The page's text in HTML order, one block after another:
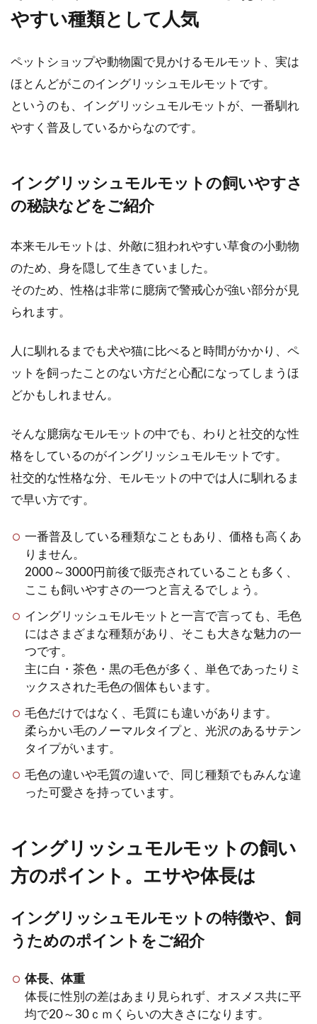
元気なお子さんがいるご家庭でモルモッ
トを飼育していると、お子さんが元気に
モルモットを１ケージで多頭飼
いすることは可能だが注意が必
モルモットを新たに迎え入れたいけど、
１ケージで多頭飼いしてもいいのかと悩
モルモットの飼い方の注意点。
初めてのペットとしても人気のモルモッ
がまれている方も多いと思いま...
いませんか？犬や猫のお世...
と寿命を縮めてしまう事になる
家族全員のアイドルになっているペット
のモルモット。いつまでも家族の一員と
して癒やしを届けて欲しい...
るときの対処法とメリット
見してしまったあなた。モルモットはト
イレをなかなか覚えられな...
モルモットの最初の掃除のポイ
ントと効率的にする方法とは
除のタイミングややり方に悩みます。モ
ルモットはよく食べるし、...
やすい種類として人気
ペットショップや動物園で見かけるモルモット、実は
ほとんどがこのイングリッシュモルモットです。
というのも、イングリッシュモルモットが、一番馴れ
やすく普及しているからなのです。
イングリッシュモルモットの飼いやすさ
の秘訣などをご紹介
本来モルモットは、外敵に狙われやすい草食の小動物
のため、身を隠して生きていました。
そのため、性格は非常に臆病で警戒心が強い部分が見
られます。
人に馴れるまでも犬や猫に比べると時間がかかり、ペ
ットを飼ったことのない方だと心配になってしまうほ
どかもしれません。
そんな臆病なモルモットの中でも、わりと社交的な性
格をしているのがイングリッシュモルモットです。
社交的な性格な分、モルモットの中では人に馴れるま
で早い方です。
一番普及している種類なこともあり、価格も高くあ
りません。
2000～3000円前後で販売されていることも多く、
ここも飼いやすさの一つと言えるでしょう。
イングリッシュモルモットと一言で言っても、毛色
にはさまざまな種類があり、そこも大きな魅力の一
つです。
主に白・茶色・黒の毛色が多く、単色であったりミ
ックスされた毛色の個体もいます。
毛色だけではなく、毛質にも違いがあります。
柔らかい毛のノーマルタイプと、光沢のあるサテン
タイプがいます。
毛色の違いや毛質の違いで、同じ種類でもみんな違
った可愛さを持っています。
イングリッシュモルモットの飼い
方のポイント。エサや体長は
イングリッシュモルモットの特徴や、飼
うためのポイントをご紹介
体長、体重
体長に性別の差はあまり見られず、オスメス共に平
均で20～30ｃｍくらいの大きさになります。